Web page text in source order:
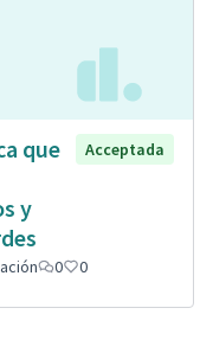
que
y
Acceptada
0 0